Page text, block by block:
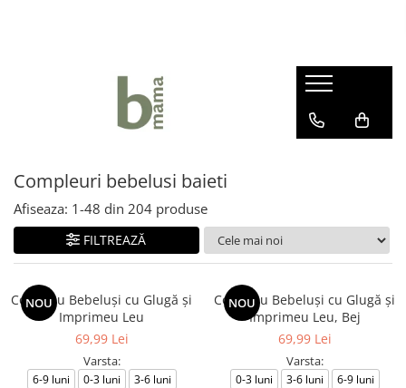
Pantalonasi fetite
Salopete bebelusi fete
Compleuri bebelusi baieti
Salopete bebelusi baieti
Articole hranire bebelusi
Paturici bebelus
Prosoape si halate de baie
Sepci si caciuli copii
Sosete si botosei
Compleuri bebelusi baieti
Afiseaza: 1-48 din 204 produse
FILTREAZĂ
NOU
Compleu Bebeluşi cu Glugă şi
Imprimeu Leu
69,99 Lei
Varsta:
6-9 luni 0-3 luni 3-6 luni
NOU
Compleu Bebeluşi cu Glugă şi
Imprimeu Leu, Bej
69,99 Lei
Varsta:
0-3 luni 3-6 luni 6-9 luni